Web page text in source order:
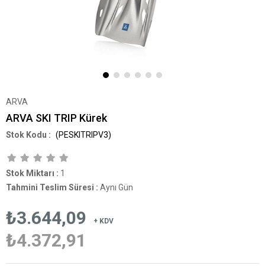
ARVA
ARVA SKI TRIP Kürek
(PESKITRIPV3)
Stok Miktarı : 1
Tahmini Teslim Süresi : Aynı Gün
₺3.644,09 + KDV
₺4.372,91